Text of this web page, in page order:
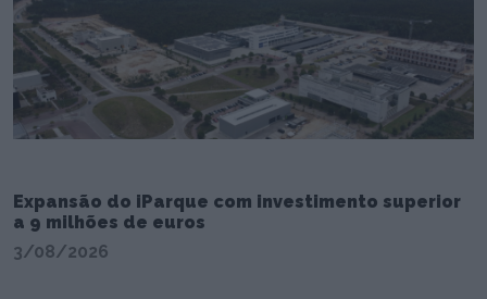
Expansão do iParque com investimento superior
a 9 milhões de euros
3/08/2026